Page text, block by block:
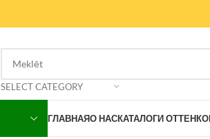
SELECT CATEGORY
ГЛАВНАЯО НАСКАТАЛОГИ